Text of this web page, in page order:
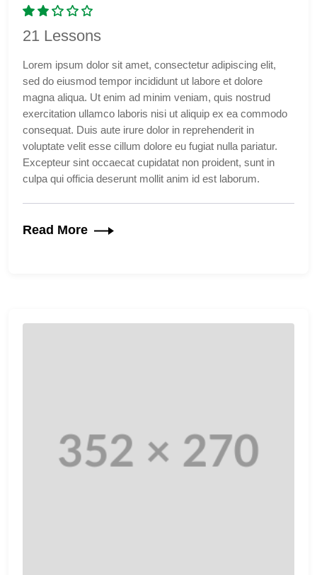
21 Lessons
Lorem ipsum dolor sit amet, consectetur adipiscing elit,
sed do eiusmod tempor incididunt ut labore et dolore
magna aliqua. Ut enim ad minim veniam, quis nostrud
exercitation ullamco laboris nisi ut aliquip ex ea commodo
consequat. Duis aute irure dolor in reprehenderit in
voluptate velit esse cillum dolore eu fugiat nulla pariatur.
Excepteur sint occaecat cupidatat non proident, sunt in
culpa qui officia deserunt mollit anim id est laborum.
Read More